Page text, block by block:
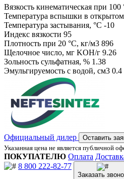
Вязкость кинематическая при
Температура вспышки в
Температура застывания, °С -10
Индекс вязкости 95
Плотность при 20 °С, кг/м3 896
Щелочное число, мг KOH/г 9.26
Зольность сульфатная, % 1.38
Эмульгируемость с водой, см3 0.4
Официальный дилер
Оставить
Указанная цена не является публичной
ПОКУПАТЕЛЮ Оплата
8 800 222-82-77
Заказать